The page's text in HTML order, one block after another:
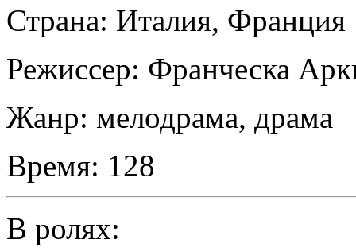
Страна: Италия, Франция
Режиссер: Франческа
Жанр: мелодрама, драма
Время: 128
В ролях: